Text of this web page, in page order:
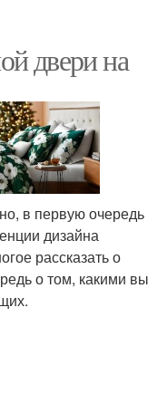
двери на
в первую очередь
дизайна
рассказать о
о том, какими вы